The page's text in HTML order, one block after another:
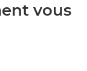
vous